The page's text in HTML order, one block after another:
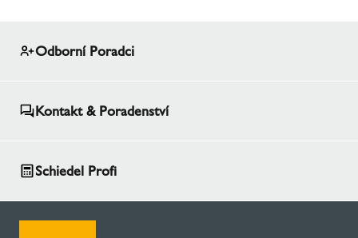
Odborní Poradci
Kontakt & Poradenství
Schiedel Profi